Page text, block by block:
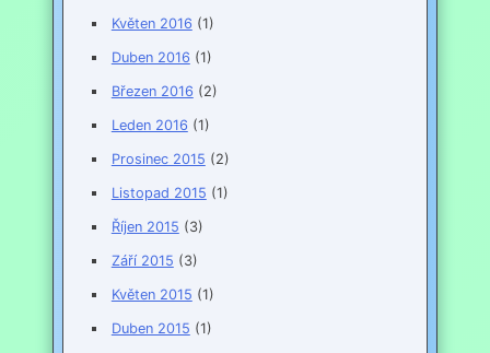
Květen 2016 (1)
Duben 2016 (1)
Březen 2016 (2)
Leden 2016 (1)
Prosinec 2015 (2)
Listopad 2015 (1)
Říjen 2015 (3)
Září 2015 (3)
Květen 2015 (1)
Duben 2015 (1)